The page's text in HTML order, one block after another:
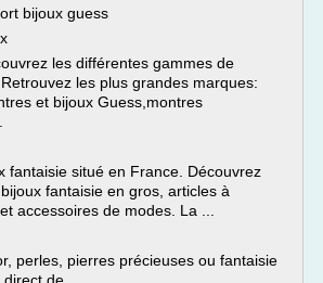
bijoux guess
les différentes gammes de
les plus grandes marques:
et bijoux Guess,montres
fantaisie situé en France. Découvrez
fantaisie en gros, articles à
accessoires de modes. La ...
perles, pierres précieuses ou fantaisie